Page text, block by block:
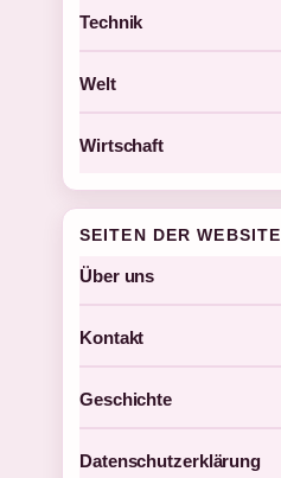
Technik
Welt
Wirtschaft
SEITEN DER WEBSITE
Über uns
Kontakt
Geschichte
Datenschutzerklärung